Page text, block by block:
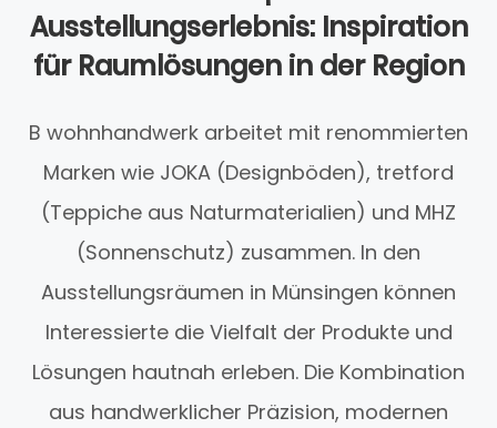
Ausstellungserlebnis: Inspiration
für Raumlösungen in der Region
B wohnhandwerk arbeitet mit renommierten
Marken wie JOKA (Designböden), tretford
(Teppiche aus Naturmaterialien) und MHZ
(Sonnenschutz) zusammen. In den
Ausstellungsräumen in Münsingen können
Interessierte die Vielfalt der Produkte und
Lösungen hautnah erleben. Die Kombination
aus handwerklicher Präzision, modernen